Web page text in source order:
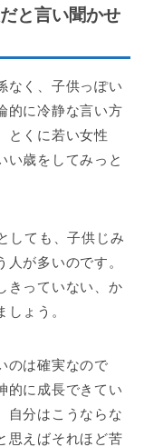
と言い聞かせ
なく、子供っぽい
的に冷静な言い方
とくに若い女性
い歳をしてみっと
しても、子供じみ
が多いのです。
きっていない、か
ょう。
のは確実なので
的に成長できてい
自分はこうならな
思えばそれほど苦